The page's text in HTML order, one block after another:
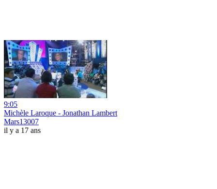
9:05
Michèle Laroque - Jonathan Lambert
Mars13007
il y a 17 ans